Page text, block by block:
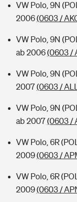
VW Polo, 9N
2006(0603 /
VW Polo, 9N
ab 2006(0603 /
VW Polo, 9N
2007(0603 /
VW Polo, 9N
ab 2007(0603 /
VW Polo, 6R
2009(0603 /
VW Polo, 6R
2009(0603 /